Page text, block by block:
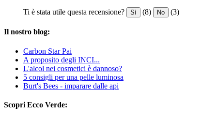
Ti è stata utile questa recensione? Sì (8) No (3)
Il nostro blog:
Carbon Star Pai
A proposito degli INCI...
L'alcol nei cosmetici è dannoso?
5 consigli per una pelle luminosa
Burt's Bees - imparare dalle api
Scopri Ecco Verde: